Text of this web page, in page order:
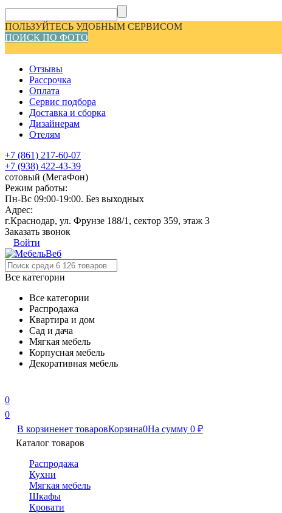
ПОЛЬЗУЙТЕСЬ УДОБНЫМ СЕРВИСОМ
ПОИСК ПО ФОТО
Отзывы
Рассрочка
Оплата
Сервис подбора
Доставка и сборка
Дизайнерам
Отелям
+7 (861) 217-60-07
+7 (938) 422-43-39
сотовый (МегаФон)
Режим работы:
Пн-Вс 09:00-19:00. Без выходных
Адрес:
г.Краснодар, ул. Фрунзе 188/1, сектор 359, этаж 3
Заказать звонок
Войти
Все категории
Все категории
Распродажа
Квартира и дом
Сад и дача
Мягкая мебель
Корпусная мебель
Декоративная мебель
0
0
В корзиненет товаровКорзина0На сумму 0 ₽
Каталог товаров
Распродажа
Кухни
Мягкая мебель
Шкафы
Кровати